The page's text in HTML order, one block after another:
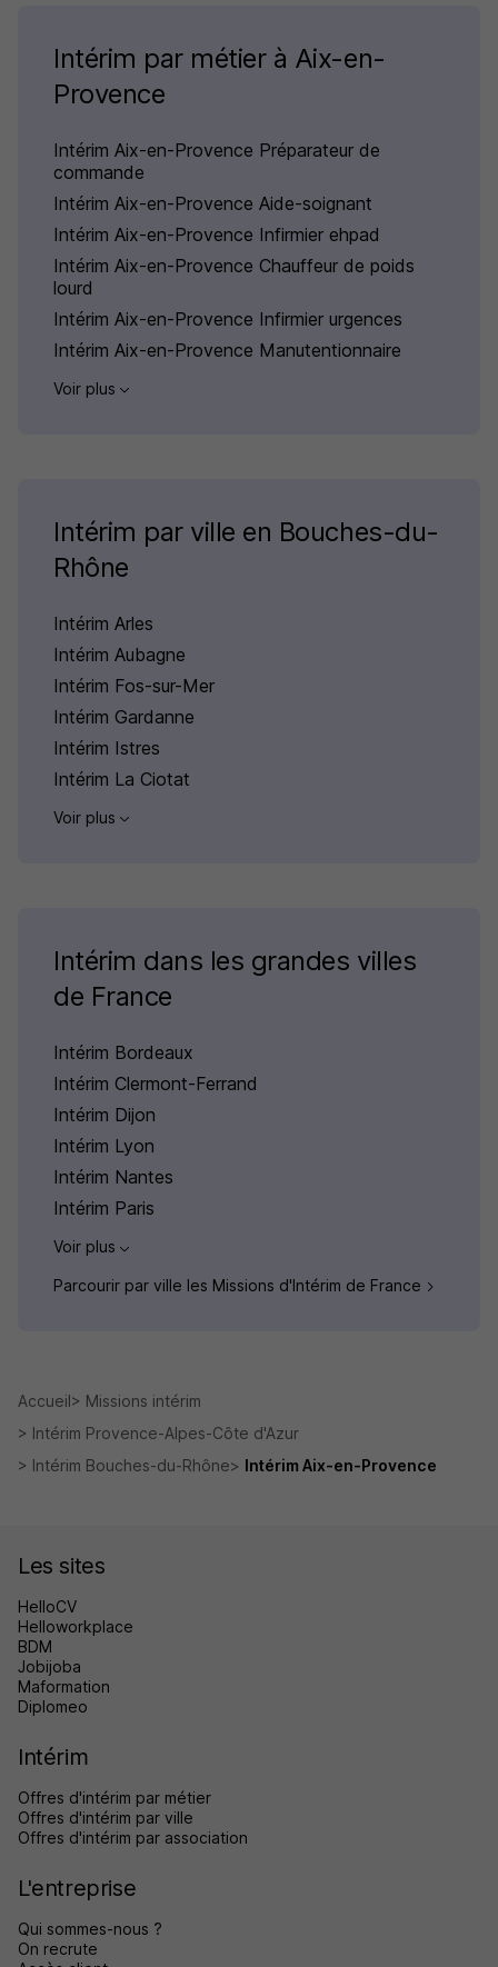
Intérim par métier à Aix-en-
Provence
Intérim Aix-en-Provence Préparateur de
commande
Intérim Aix-en-Provence Aide-soignant
Intérim Aix-en-Provence Infirmier ehpad
Intérim Aix-en-Provence Chauffeur de poids
lourd
Intérim Aix-en-Provence Infirmier urgences
Intérim Aix-en-Provence Manutentionnaire
Voir plus
Intérim par ville en Bouches-du-
Rhône
Intérim Arles
Intérim Aubagne
Intérim Fos-sur-Mer
Intérim Gardanne
Intérim Istres
Intérim La Ciotat
Voir plus
Intérim dans les grandes villes
de France
Intérim Bordeaux
Intérim Clermont-Ferrand
Intérim Dijon
Intérim Lyon
Intérim Nantes
Intérim Paris
Voir plus
Parcourir par ville les Missions d'Intérim de France
Accueil
Missions intérim
Intérim Provence-Alpes-Côte d'Azur
Intérim Bouches-du-Rhône
Intérim Aix-en-Provence
Les sites
HelloCV
Helloworkplace
BDM
Jobijoba
Maformation
Diplomeo
Intérim
Offres d'intérim par métier
Offres d'intérim par ville
Offres d'intérim par association
L'entreprise
Qui sommes-nous ?
On recrute